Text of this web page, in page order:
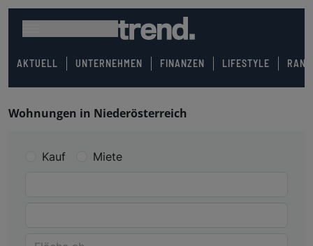
AKTUELL UNTERNEHMEN FINANZEN LIFESTYLE
Wohnungen in Niederösterreich
Kauf Miete